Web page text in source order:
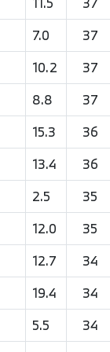
7.0
37
10.2
37
8.8
37
15.3
36
13.4
36
2.5
35
12.0
35
12.7
34
19.4
34
5.5
34